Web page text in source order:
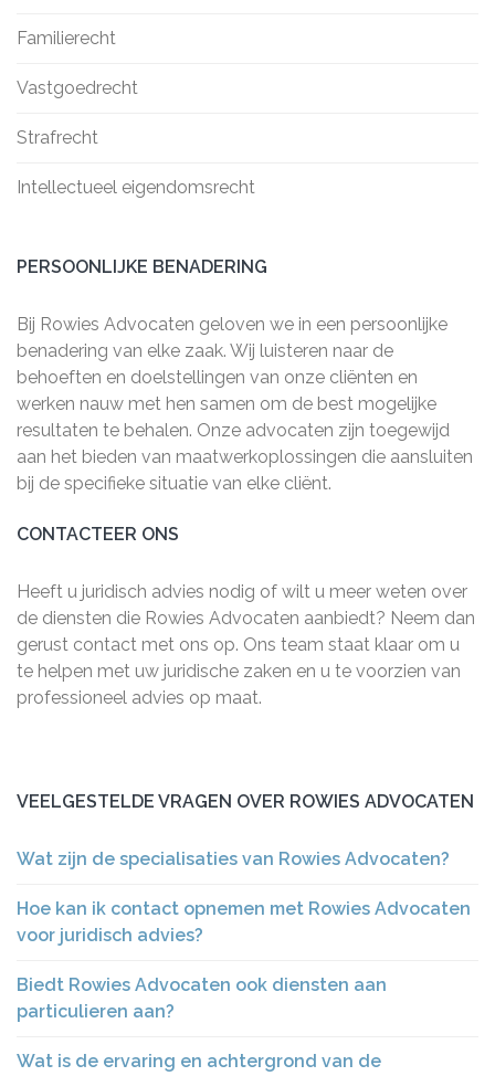
Familierecht
Vastgoedrecht
Strafrecht
Intellectueel eigendomsrecht
PERSOONLIJKE BENADERING
Bij Rowies Advocaten geloven we in een persoonlijke
benadering van elke zaak. Wij luisteren naar de
behoeften en doelstellingen van onze cliënten en
werken nauw met hen samen om de best mogelijke
resultaten te behalen. Onze advocaten zijn toegewijd
aan het bieden van maatwerkoplossingen die aansluiten
bij de specifieke situatie van elke cliënt.
CONTACTEER ONS
Heeft u juridisch advies nodig of wilt u meer weten over
de diensten die Rowies Advocaten aanbiedt? Neem dan
gerust contact met ons op. Ons team staat klaar om u
te helpen met uw juridische zaken en u te voorzien van
professioneel advies op maat.
VEELGESTELDE VRAGEN OVER ROWIES ADVOCATEN
Wat zijn de specialisaties van Rowies Advocaten?
Hoe kan ik contact opnemen met Rowies Advocaten
voor juridisch advies?
Biedt Rowies Advocaten ook diensten aan
particulieren aan?
Wat is de ervaring en achtergrond van de